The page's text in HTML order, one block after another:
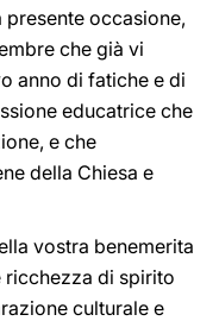
occasione,
che già vi
anno di fatiche e di
educatrice che
e che
della Chiesa e
vostra benemerita
ricchezza di spirito
culturale e